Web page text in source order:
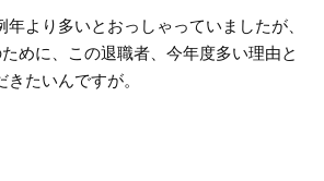
より多いとおっしゃっていましたが、
めに、この退職者、今年度多い理由と
たいんですが。